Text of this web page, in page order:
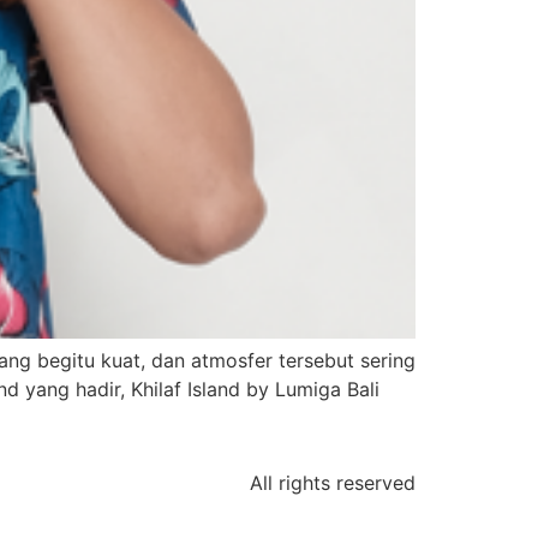
begitu kuat, dan atmosfer tersebut sering
yang hadir, Khilaf Island by Lumiga Bali
All rights reserved